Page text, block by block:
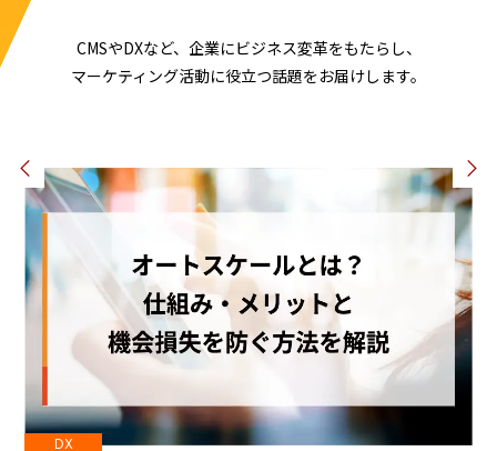
CMSやDXなど、企業にビジネス変革をもたらし、
マーケティング活動に役立つ話題をお届けします。
DX